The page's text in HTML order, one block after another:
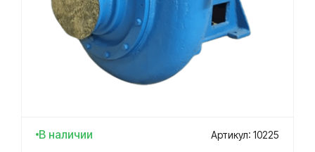
В наличии Артикул: 10225